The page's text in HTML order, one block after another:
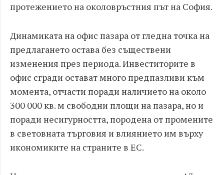
протежението на околовръстния път на София.
Динамиката на офис пазара от гледна точка на
предлагането остава без съществени
изменения през периода. Инвеститорите в
офис сгради остават много предпазливи към
момента, отчасти поради наличието на около
300 000 кв. м свободни площи на пазара, но и
поради несигурността, породена от промените
в световната търговия и влиянието им върху
икономиките на страните в ЕС.